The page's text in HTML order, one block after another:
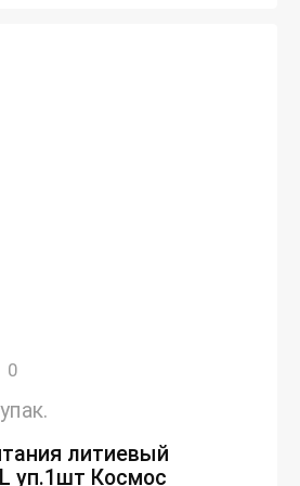
0
литиевый
уп.1шт Космос